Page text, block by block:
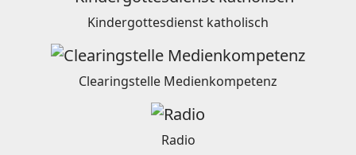
Kindergottesdienst katholisch
Clearingstelle Medienkompetenz
Radio